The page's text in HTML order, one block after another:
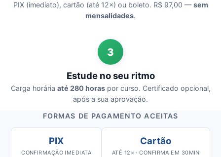
PIX (imediato), cartão (até 12×) ou boleto. R$ 97,00 —sem
mensalidades.
3
Estude no seu ritmo
Carga horária até 280 horaspor curso. Certificado opcional,
após a sua aprovação.
FORMAS DE PAGAMENTO ACEITAS
PIX
CONFIRMAÇÃO IMEDIATA
Cartão
ATÉ 12× · CONFIRMA EM 30MIN